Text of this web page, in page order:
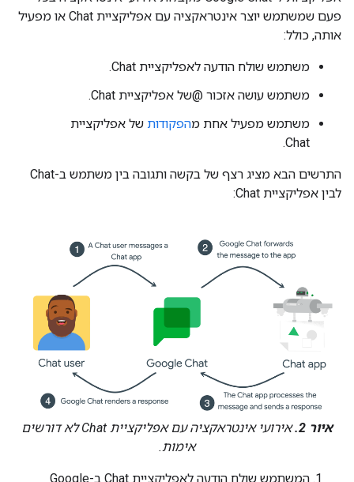
פעם שמשתמש יוצר אינטראקציה עם אפליקציית Chat או מפעיל
אותה, כולל:
משתמש שולח הודעה לאפליקציית Chat.
משתמש עושה אזכור @של אפליקציית Chat.
משתמש מפעיל אחת מהפקודות של אפליקציית
Chat.
התרשים הבא מציג רצף של בקשה ותגובה בין משתמש ב-Chat
לבין אפליקציית Chat:
איור 2.
אירועי אינטראקציה עם אפליקציית Chat לא דורשים
אימות.
המשתמש שולח הודעה לאפליקציית Chat ב-Google